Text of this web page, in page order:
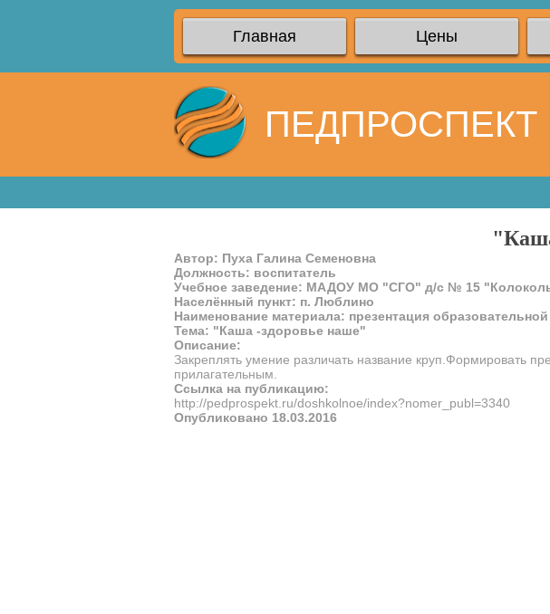
Главная Цены
ПЕДПРОСПЕКТ
Автор: Пуха Галина Семеновна
Должность: воспитатель
Учебное заведение: МАДОУ МО "СГО" д/с № 15
Населённый пункт: п. Люблино
Наименование материала: презентация
Тема: "Каша -здоровье наше"
Описание:
Закреплять умение различать название круп.Формировать
прилагательным.
Ссылка на публикацию:
http://pedprospekt.ru/doshkolnoe/index?nomer_publ=3340
Опубликовано 18.03.2016